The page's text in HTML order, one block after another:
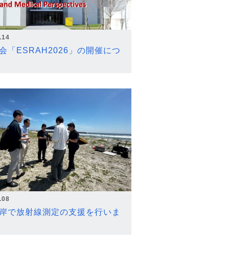
「ESRAH2026」の開催につ
で放射線測定の支援を行いま